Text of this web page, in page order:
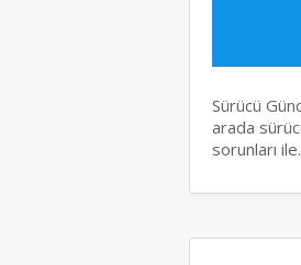
Sürücü
arada
sorunları